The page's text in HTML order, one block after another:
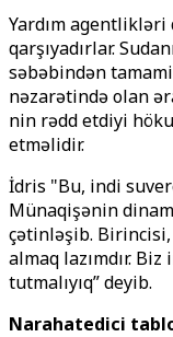
Yardım
qarşıyadırlar.
səbəbindən
nəzarətində olan
nin rədd etdiyi
etməlidir.
İdris "Bu, indi
Münaqişənin
çətinləşib.
almaq lazımdır.
tutmalıyıq” deyib.
Narahatedici